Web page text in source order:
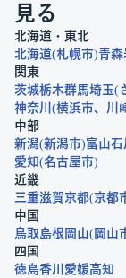
見る
北海道・東北
北海道 札幌市 青森
関東
茨城栃木群馬埼玉
神奈川
横浜市 川
中部
新潟 新潟市 富山石
愛知 名古屋市
近畿
三重滋賀京都 京都
中国
鳥取島根 岡山 岡山
四国
徳島香川 愛媛高知